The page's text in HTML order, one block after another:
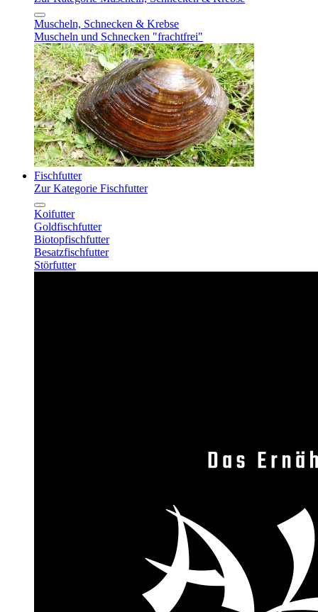
Muscheln, Schnecken & Krebse
Muscheln und Schnecken "frachtfrei"
Fischfutter
Zur Kategorie Fischfutter
Koifutter
Goldfischfutter
Biotopfischfutter
Besatzfischfutter
Störfutter